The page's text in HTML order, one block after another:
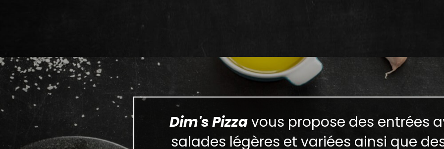
Dim's Pizzavous propose des entrées
salades légères et variées ainsi que